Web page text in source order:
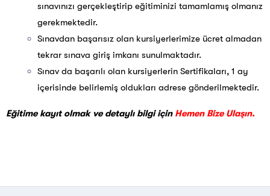
sınavınızı gerçekleştirip eğitiminizi tamamlamış olmanız
gerekmektedir.
Sınavdan başarısız olan kursiyerlerimize ücret almadan
tekrar sınava giriş imkanı sunulmaktadır.
Sınav da başarılı olan kursiyerlerin Sertifikaları, 1 ay
içerisinde belirlemiş oldukları adrese gönderilmektedir.
Eğitime kayıt olmak ve detaylı bilgi için Hemen Bize Ulaşın.